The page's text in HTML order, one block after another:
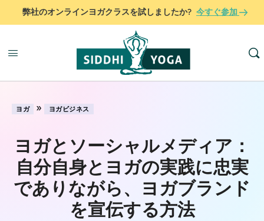
弊社のオンラインヨガクラスを試しましたか? 今すぐ参加
ヨガ » ヨガビジネス
ヨガとソーシャルメディア：
自分自身とヨガの実践に忠実
でありながら、ヨガブランド
を宣伝する方法